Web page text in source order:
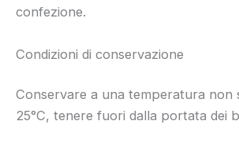
confezione.
Condizioni di conservazione
Conservare a una temperatura non
25°C, tenere fuori dalla portata dei